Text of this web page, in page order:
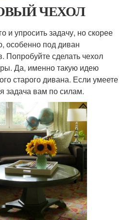
ЧЕХОЛ
и упросить задачу, но скорее
особенно под диван
Попробуйте сделать чехол
Да, именно такую идею
старого дивана. Если умеете
задача вам по силам.